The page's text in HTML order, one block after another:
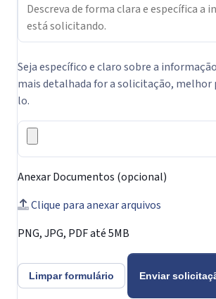
Seja específico e claro sobre a
mais detalhada for a solicitação, melhor
lo.
Anexar Documentos (opcional)
Clique para anexar arquivos
PNG, JPG, PDF até 5MB
Limpar formulário Enviar